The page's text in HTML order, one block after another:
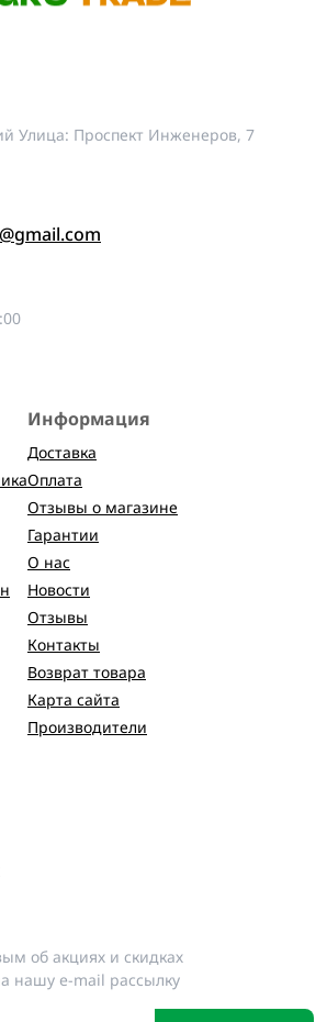
Улица: Проспект Инженеров, 7
Информация
Доставка
Оплата
Отзывы о магазине
Гарантии
О нас
Новости
Отзывы
Контакты
Возврат товара
Карта сайта
Производители
об акциях и скидках
нашу e-mail рассылку